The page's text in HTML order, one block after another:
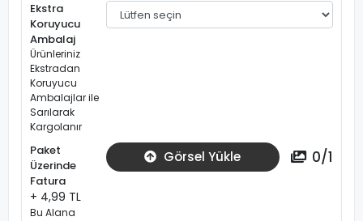
Ekstra
Koruyucu
Ambalaj
Ürünleriniz
Ekstradan
Koruyucu
Ambalajlar ile
Sarılarak
Kargolanır
Paket
Üzerinde
Fatura
+ 4,99 TL
Bu Alana
Görsel Yükle 0/1